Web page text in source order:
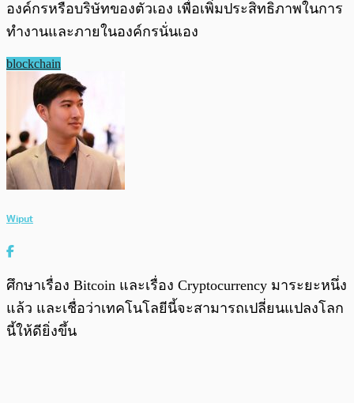
องค์กรหรือบริษัทของตัวเอง เพื่อเพิ่มประสิทธิภาพในการ
ทำงานและภายในองค์กรนั่นเอง
blockchain
Wiput
ศึกษาเรื่อง Bitcoin และเรื่อง Cryptocurrency มาระยะหนึ่ง
แล้ว และเชื่อว่าเทคโนโลยีนี้จะสามารถเปลี่ยนแปลงโลก
นี้ให้ดียิ่งขึ้น